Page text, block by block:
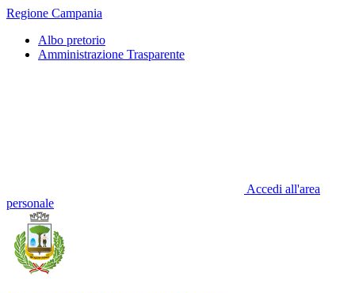
Regione Campania
Albo pretorio
Amministrazione Trasparente
Accedi all'area
personale